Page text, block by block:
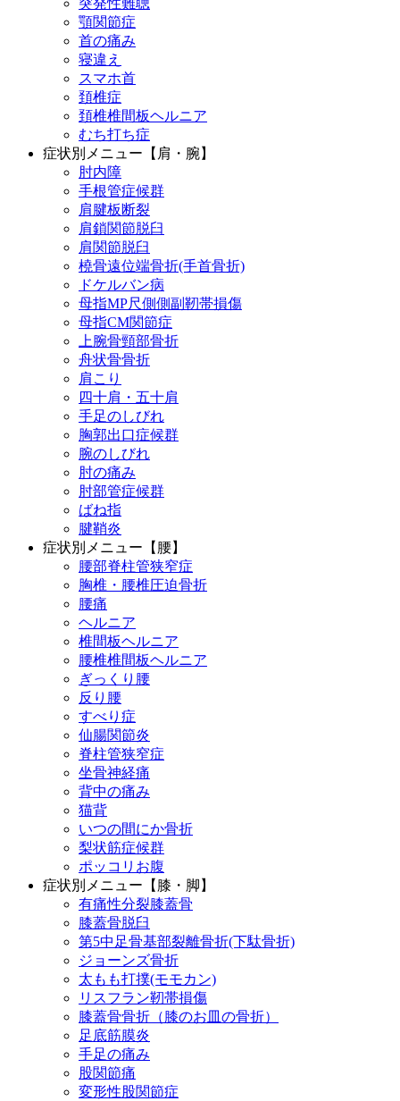
突発性難聴
顎関節症
首の痛み
寝違え
スマホ首
頚椎症
頚椎椎間板ヘルニア
むち打ち症
症状別メニュー【肩・腕】
肘内障
手根管症候群
肩腱板断裂
肩鎖関節脱臼
肩関節脱臼
橈骨遠位端骨折(手首骨折)
ドケルバン病
母指MP尺側側副靭帯損傷
母指CM関節症
上腕骨頸部骨折
舟状骨骨折
肩こり
四十肩・五十肩
手足のしびれ
胸郭出口症候群
腕のしびれ
肘の痛み
肘部管症候群
ばね指
腱鞘炎
症状別メニュー【腰】
腰部脊柱管狭窄症
胸椎・腰椎圧迫骨折
腰痛
ヘルニア
椎間板ヘルニア
腰椎椎間板ヘルニア
ぎっくり腰
反り腰
すべり症
仙腸関節炎
脊柱管狭窄症
坐骨神経痛
背中の痛み
猫背
いつの間にか骨折
梨状筋症候群
ポッコリお腹
症状別メニュー【膝・脚】
有痛性分裂膝蓋骨
膝蓋骨脱臼
第5中足骨基部裂離骨折(下駄骨折)
ジョーンズ骨折
太もも打撲(モモカン)
リスフラン靭帯損傷
膝蓋骨骨折（膝のお皿の骨折）
足底筋膜炎
手足の痛み
股関節痛
変形性股関節症